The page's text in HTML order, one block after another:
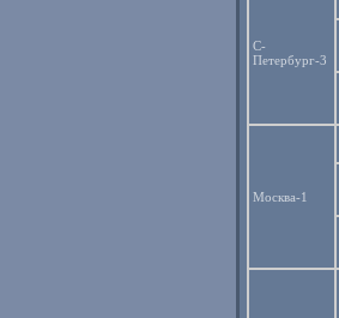
С-
Петербург-3
Москва-1